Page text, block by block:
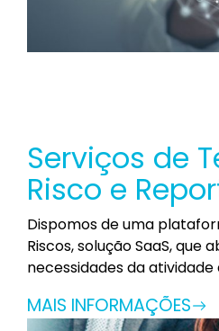
Serviços de
Risco e
Dispomos de uma
Riscos, solução SaaS, que
necessidades da atividade
MAIS INFORMAÇÕES